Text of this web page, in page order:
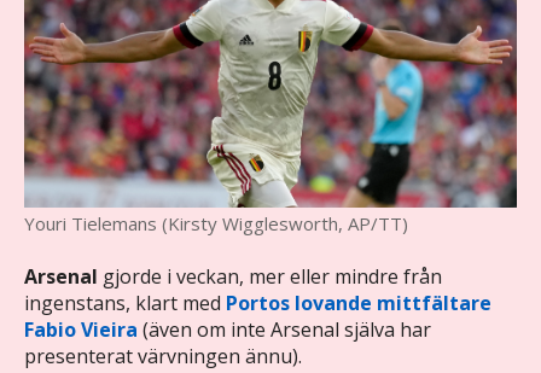
Youri Tielemans (Kirsty Wigglesworth, AP/TT)
Arsenal gjorde i veckan, mer eller mindre från
ingenstans, klart med Portos lovande mittfältare
Fabio Vieira (även om inte Arsenal själva har
presenterat värvningen ännu).